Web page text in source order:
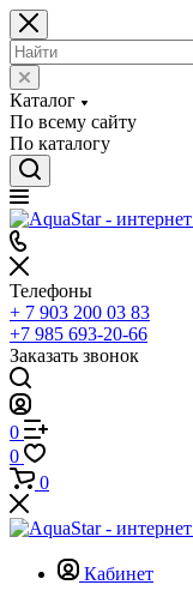
Каталог
По всему сайту
По каталогу
Телефоны
+ 7 903 200 03 83
+7 985 693-20-66
Заказать звонок
0
0
0
Кабинет